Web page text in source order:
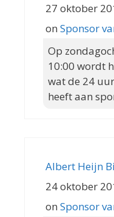
27 oktober
on Sponsor
Op
10:00 wordt
wat de 24
heeft aan
Albert Heijn
24 oktober
on Sponsor